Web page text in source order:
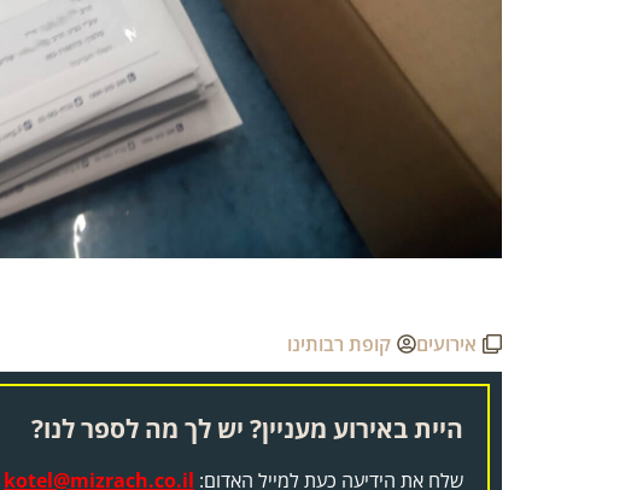
אירועים קופת רבותינו
היית באירוע מעניין? יש לך מה לספר לנו?
שלח את הידיעה כעת למייל האדום: kotel@mizrach.co.il